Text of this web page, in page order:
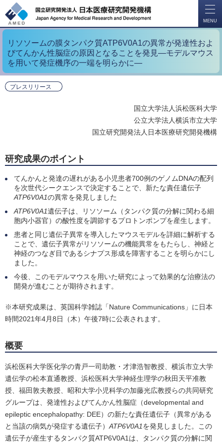
MENU
リソソームの膜タンパク質ATP6V0A1の異常が発達性およ
びてんかん性脳症の原因となることを発見―モデルマウス
を用いて発症機序の一端を明らかに―
プレスリリース
国立大学法人浜松医科大学
公立大学法人横浜市立大学
国立研究開発法人日本医療研究開発機構
研究成果のポイント
てんかんと発達の遅れがある小児患者700例のゲノムDNAの配列
を次世代シークエンスで決定することで、新たな責任遺伝子
ATP6V0A1の異常を発見しました
ATP6V0A1遺伝子は、リソソーム（タンパク質の分解に関わる細
胞内小器官）の酸性度を調節するプロトンポンプを産生します。
患者と同じ遺伝子異常を導入したマウスモデルを詳細に解析する
ことで、遺伝子異常がリソソームの機能異常をもたらし、神経と
神経のつなぎ目であるシナプス形成を障害することを明らかにし
ました。
今後、このモデルマウスを用いた研究によって効果的な治療法の
開発が進むことが期待されます。
※本研究成果は、英国科学雑誌「Nature Communications」に日本
時間2021年4月8日（木）午後7時に公表されます。
概要
浜松医科大学医化学の青戸一司助教・才津浩智教授、横浜市立大学
遺伝学の松本直通教授、浜松医科大学神経生理学の秋田天平准教
授、福田敦夫教授、昭和大学小児科学の加藤光広教授らの共同研究
グループは、発達性およびてんかん性脳症（developmental and
epileptic encephalopathy: DEE）の新たな責任遺伝子（異常がある
と当該の病気が発症する遺伝子） ATP6V0A1を発見しました。この
遺伝子が産生するタンパク質ATP6V0A1は、タンパク質の分解に関